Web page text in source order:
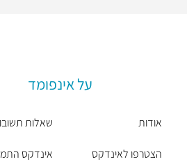
על אינפומד
אודות
הצטרפו לאינדקס
שאלות
אינדקס